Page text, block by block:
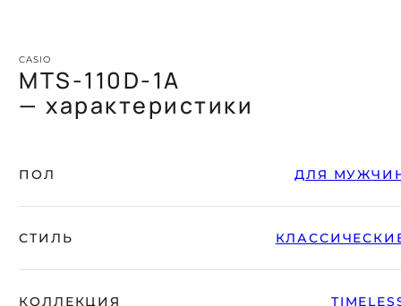
CASIO
MTS-110D-1A
— характеристики
ПОЛ ДЛЯ
СТИЛЬ
КОЛЛЕКЦИЯ